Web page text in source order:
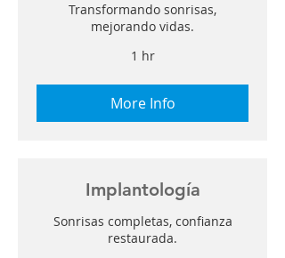
Transformando sonrisas,
mejorando vidas.
1 hr
More Info
Implantología
Sonrisas completas, confianza
restaurada.